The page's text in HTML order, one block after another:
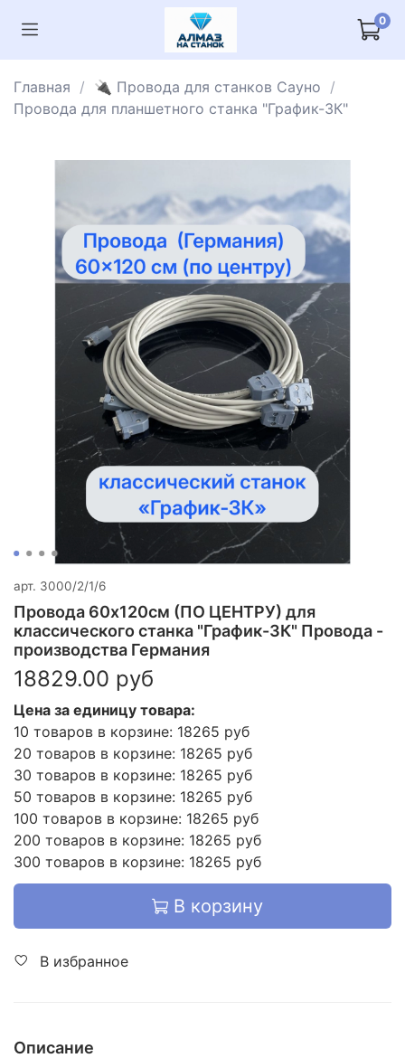
0
Главная
🔌 Провода для станков Сауно
Провода для планшетного станка "График-3К"
арт. 3000/2/1/6
Провода 60х120см (ПО ЦЕНТРУ) для
классического станка "График-3К" Провода -
производства Германия
18829.00 руб
Цена за единицу товара:
10 товаров в корзине: 18265 руб
20 товаров в корзине: 18265 руб
30 товаров в корзине: 18265 руб
50 товаров в корзине: 18265 руб
100 товаров в корзине: 18265 руб
200 товаров в корзине: 18265 руб
300 товаров в корзине: 18265 руб
В корзину
В избранное
Описание